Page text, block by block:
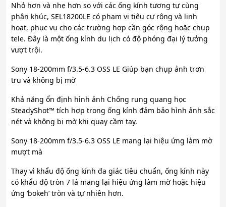
Nhỏ hơn và nhẹ hơn so với các ống kính tương tự cùng
phân khúc, SEL18200LE có phạm vi tiêu cự rộng và linh
hoạt, phục vụ cho các trường hợp cần góc rộng hoặc chụp
tele. Đây là một ống kính du lịch có độ phóng đại lý tưởng
vượt trội.
Sony 18-200mm f/3.5-6.3 OSS LE Giúp bạn chụp ảnh trơn
tru và không bị mờ
Khả năng ổn định hình ảnh Chống rung quang học
SteadyShot™ tích hợp trong ống kính đảm bảo hình ảnh sắc
nét và không bị mờ khi quay cầm tay.
Sony 18-200mm f/3.5-6.3 OSS LE mang lại hiệu ứng làm mờ
mượt mà
Thay vì khẩu độ ống kính đa giác tiêu chuẩn, ống kính này
có khẩu độ tròn 7 lá mang lại hiệu ứng làm mờ hoặc hiệu
ứng ‘bokeh’ tròn và tự nhiên hơn.